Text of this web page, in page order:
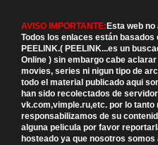
AVISO IMPORTANTE: Esta web
Todos los enlaces están
PEELINK.( PEELINK...es un
Online ) sin embargo cabe
movies, series ni nigun tipo de
todo el material publicado aqui
han sido recolectados de
vk.com,vimple.ru,etc. por lo tanto
responsabilizamos de su
alguna pelicula por favor
hosteado ya que nosotros